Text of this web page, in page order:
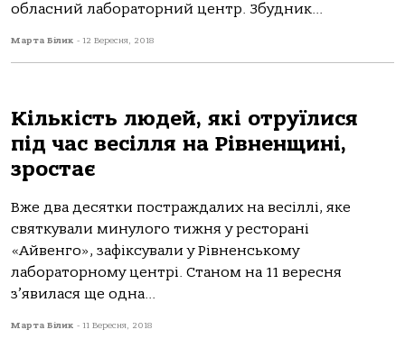
обласний лабораторний центр. Збудник...
Марта Білик - 12 Вересня, 2018
Кількість людей, які отруїлися
під час весілля на Рівненщині,
зростає
Вже два десятки постраждалих на весіллі, яке
святкували минулого тижня у ресторані
«Айвенго», зафіксували у Рівненському
лабораторному центрі. Станом на 11 вересня
з’явилася ще одна...
Марта Білик - 11 Вересня, 2018